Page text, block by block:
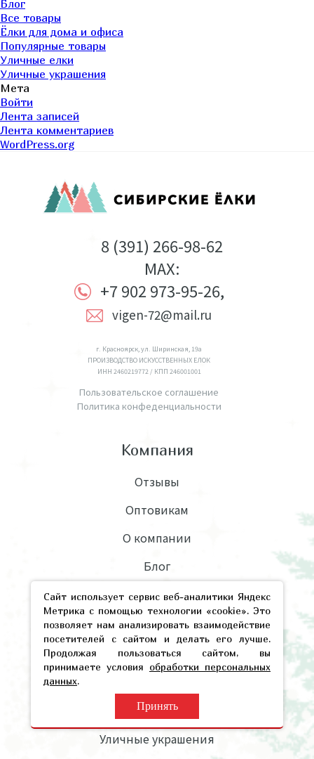
Блог
Все товары
Ёлки для дома и офиса
Популярные товары
Уличные елки
Уличные украшения
Мета
Войти
Лента записей
Лента комментариев
WordPress.org
8 (391) 266-98-62
MAX:
+7 902 973-95-26,
vigen-72@mail.ru
г. Красноярск, ул. Ширинская, 19а
ПРОИЗВОДСТВО ИСКУССТВЕННЫХ ЕЛОК
ИНН 2460219772 / КПП 246001001
Пользовательское соглашение
Политика конфеденциальности
Компания
Отзывы
Оптовикам
О компании
Блог
Прайсы
Каталог
Уличные елки
Уличные украшения
Сайт использует сервис веб-аналитики Яндекс
Метрика с помощью технологии «cookie». Это
позволяет нам анализировать взаимодействие
посетителей с сайтом и делать его лучше.
Продолжая пользоваться сайтом, вы
принимаете условия обработки персональных
данных.
Принять